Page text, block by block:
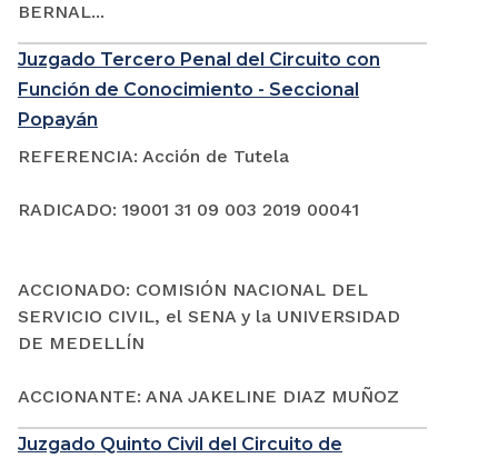
BERNAL...
Juzgado Tercero Penal del Circuito con
Función de Conocimiento - Seccional
Popayán
REFERENCIA: Acción de Tutela
RADICADO: 19001 31 09 003 2019 00041
ACCIONADO: COMISIÓN NACIONAL DEL
SERVICIO CIVIL, el SENA y la UNIVERSIDAD
DE MEDELLÍN
ACCIONANTE: ANA JAKELINE DIAZ MUÑOZ
Juzgado Quinto Civil del Circuito de